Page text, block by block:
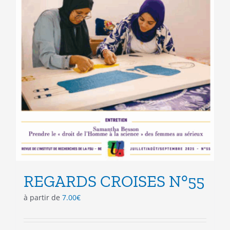
REGARDS CROISES N°55
à partir de 7.00€